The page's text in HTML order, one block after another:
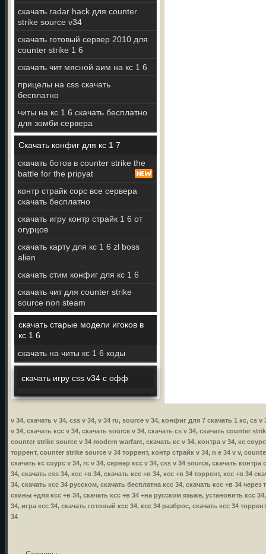
скачать radar hack для counter
strike source v34
скачать готовый сервер 2010 для
counter strike 1 6
скачать чит мясной аим на кс 1 6
прицелы на css скачать
бесплатно
читы на кс 1 6 скачать бесплатно
для зомби сервера
Скачать конфиг для кс 1 7
скачать ботов в counter strike the
battle for the pripyat
контр страйк сорс все сервера
скачать бесплатно
скачать игру контр страйк 1 6 от
огурцов
скачать карту для кс 1 6 zl boss
alien
скачать стим конфиг для кс 1 6
скачать чит для counter strike
source non steam
скачать старые модели игоков в
кс 1 6
скачать на читы кс 1 6 коды
скачать игру css v34 с офф
v 34, скачать v 34, css v 34, v 34 ru, source v 34, конфиг для 7 скачать 1 кс, cs
v 34, скачать ксс v 34, скачать source v 34, скачать cs v 34, скачать counter
counter strike source v 34 modern warfare, скачать кс v 34, контра v 34, кс
торрент, counter strike source v 34 торрент, контр страйк v 34, n e 34 v v,
скачать кс соурс v 34, rc v 34, сервер ксс v 34, css v 34 source, скачать
34, скачать css 34, ксс +в 34, скачать ксс +в 34, ксс +в 34 торрент, ксс +в 34
34, скачать ксс 34 русском, скачать бесплатна ксс 34, скачать ксс +в 34
скины +для ксс +в 34, скачать ксс +в 34 +на русском языке, установить ксс
34, игра ксс 34, скачать готовый ксс 34, ксс 34 разброс, скачать ксс 34
34